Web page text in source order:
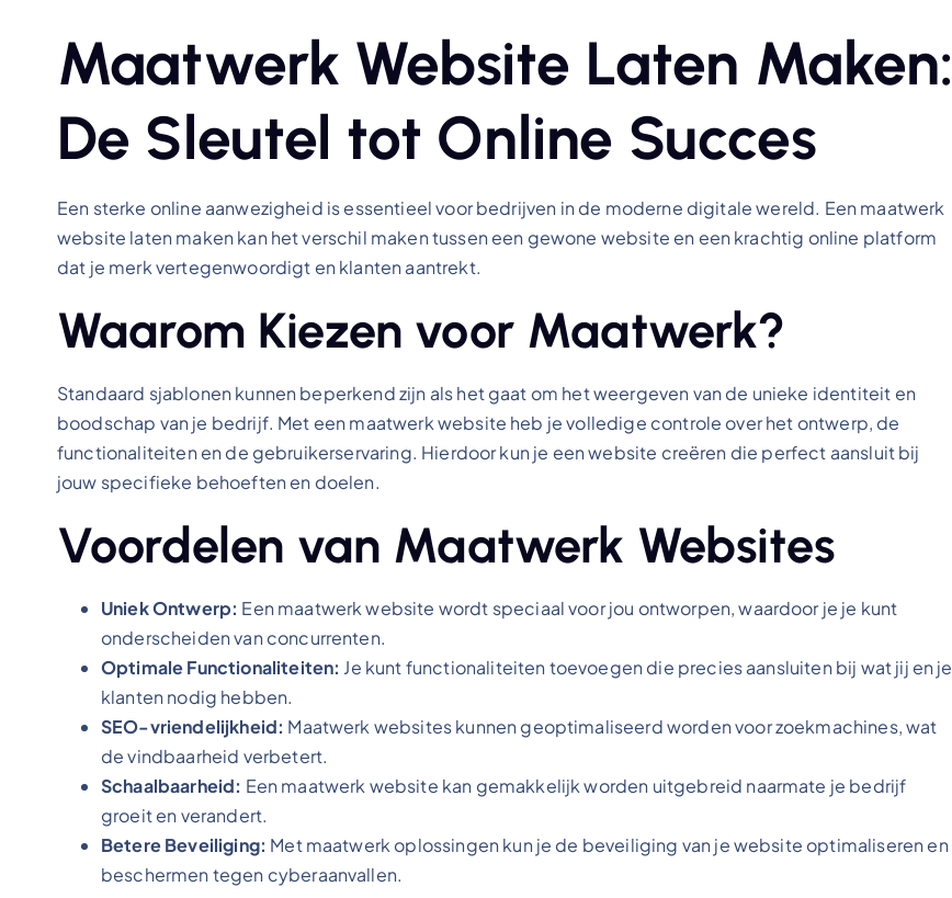
Maatwerk Website Laten Maken:
De Sleutel tot Online Succes
Een sterke online aanwezigheid is essentieel voor bedrijven in de moderne digitale wereld. Een maatwerk
website laten maken kan het verschil maken tussen een gewone website en een krachtig online platform
dat je merk vertegenwoordigt en klanten aantrekt.
Waarom Kiezen voor Maatwerk?
Standaard sjablonen kunnen beperkend zijn als het gaat om het weergeven van de unieke identiteit en
boodschap van je bedrijf. Met een maatwerk website heb je volledige controle over het ontwerp, de
functionaliteiten en de gebruikerservaring. Hierdoor kun je een website creëren die perfect aansluit bij
jouw specifieke behoeften en doelen.
Voordelen van Maatwerk Websites
Uniek Ontwerp: Een maatwerk website wordt speciaal voor jou ontworpen, waardoor je je kunt
onderscheiden van concurrenten.
Optimale Functionaliteiten: Je kunt functionaliteiten toevoegen die precies aansluiten bij wat jij en je
klanten nodig hebben.
SEO-vriendelijkheid: Maatwerk websites kunnen geoptimaliseerd worden voor zoekmachines, wat
de vindbaarheid verbetert.
Schaalbaarheid: Een maatwerk website kan gemakkelijk worden uitgebreid naarmate je bedrijf
groeit en verandert.
Betere Beveiliging: Met maatwerk oplossingen kun je de beveiliging van je website optimaliseren en
beschermen tegen cyberaanvallen.